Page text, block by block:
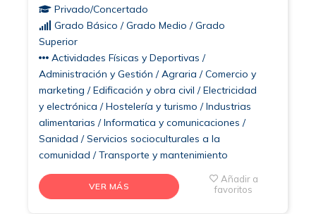
Privado/Concertado
Grado Básico / Grado Medio / Grado
Superior
Actividades Físicas y Deportivas /
Administración y Gestión / Agraria / Comercio y
marketing / Edificación y obra civil / Electricidad
y electrónica / Hostelería y turismo / Industrias
alimentarias / Informatica y comunicaciones /
Sanidad / Servicios socioculturales a la
comunidad / Transporte y mantenimiento
VER MÁS
Añadir a
favoritos